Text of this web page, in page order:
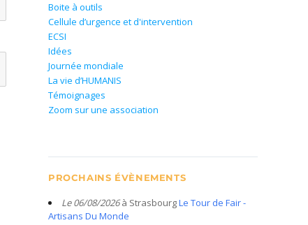
Boite à outils
Cellule d’urgence et d'intervention
ECSI
Idées
Journée mondiale
La vie d’HUMANIS
Témoignages
Zoom sur une association
PROCHAINS ÉVÈNEMENTS
Le 06/08/2026à StrasbourgLe Tour de Fair -
Artisans Du Monde